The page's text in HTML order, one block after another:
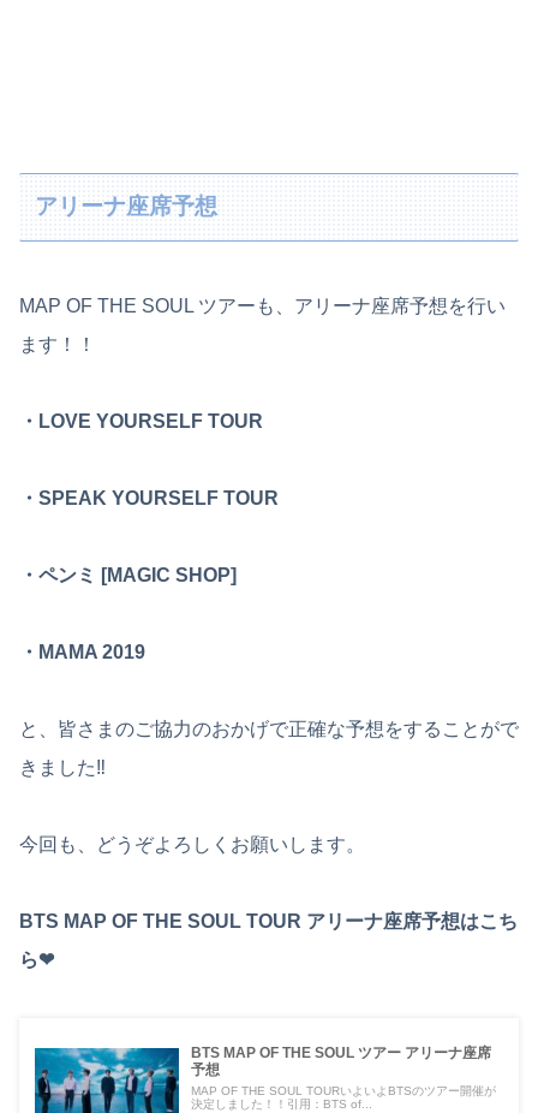
アリーナ座席予想
MAP OF THE SOUL ツアーも、アリーナ座席予想を行い
ます！！
・LOVE YOURSELF TOUR
・SPEAK YOURSELF TOUR
・ペンミ [MAGIC SHOP]
・MAMA 2019
と、皆さまのご協力のおかげで正確な予想をすることがで
きました‼︎
今回も、どうぞよろしくお願いします。
BTS MAP OF THE SOUL TOUR アリーナ座席予想はこち
ら❤︎
BTS MAP OF THE SOUL ツアー アリーナ座席
予想
MAP OF THE SOUL TOURいよいよBTSのツアー開催が
決定しました！！引用：BTS of...